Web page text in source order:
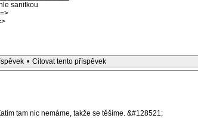
sanitkou
• Citovat tento příspěvek
tam nic nemáme, takže se těšíme. &#128521;